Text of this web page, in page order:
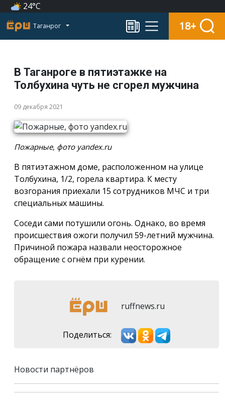
24°C
Таганрог 18+
В Таганроге в пятиэтажке на
Толбухина чуть не сгорел мужчина
09 декабря 2021
Пожарные, фото yandex.ru
В пятиэтажном доме, расположенном на улице
Толбухина, 1/2, горела квартира. К месту
возгорания приехали 15 сотрудников МЧС и три
специальных машины.
Соседи сами потушили огонь. Однако, во время
происшествия ожоги получил 59-летний мужчина.
Причиной пожара назвали неосторожное
обращение с огнём при курении.
ruffnews.ru
Поделиться:
Новости партнёров